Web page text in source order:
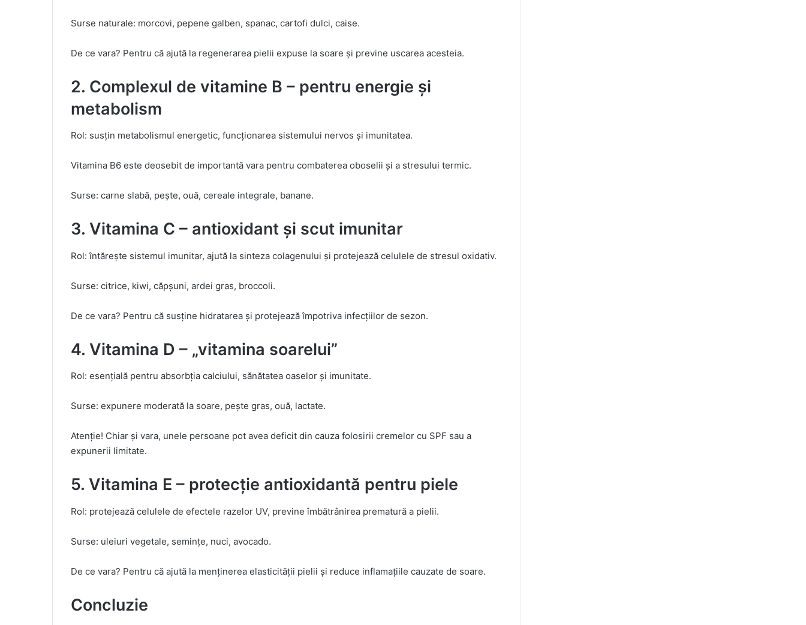
Surse naturale: morcovi, pepene galben, spanac, cartofi dulci, caise.
De ce vara? Pentru că ajută la regenerarea pielii expuse la soare și previne uscarea acesteia.
2. Complexul de vitamine B – pentru energie și
metabolism
Rol: susțin metabolismul energetic, funcționarea sistemului nervos și imunitatea.
Vitamina B6 este deosebit de importantă vara pentru combaterea oboselii și a stresului termic.
Surse: carne slabă, pește, ouă, cereale integrale, banane.
3. Vitamina C – antioxidant și scut imunitar
Rol: întărește sistemul imunitar, ajută la sinteza colagenului și protejează celulele de stresul oxidativ.
Surse: citrice, kiwi, căpșuni, ardei gras, broccoli.
De ce vara? Pentru că susține hidratarea și protejează împotriva infecțiilor de sezon.
4. Vitamina D – „vitamina soarelui”
Rol: esențială pentru absorbția calciului, sănătatea oaselor și imunitate.
Surse: expunere moderată la soare, pește gras, ouă, lactate.
Atenție! Chiar și vara, unele persoane pot avea deficit din cauza folosirii cremelor cu SPF sau a
expunerii limitate.
5. Vitamina E – protecție antioxidantă pentru piele
Rol: protejează celulele de efectele razelor UV, previne îmbătrânirea prematură a pielii.
Surse: uleiuri vegetale, semințe, nuci, avocado.
De ce vara? Pentru că ajută la menținerea elasticității pielii și reduce inflamațiile cauzate de soare.
Concluzie